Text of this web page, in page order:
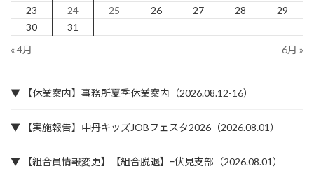
23
24 25 26 27 28
29
30
31
« 4月
6月 »
▼ 【休業案内】事務所夏季休業案内（2026.08.12-16）
▼ 【実施報告】中丹キッズJOBフェスタ2026（2026.08.01）
▼ 【組合員情報変更】【組合脱退】ｰ伏見支部（2026.08.01）